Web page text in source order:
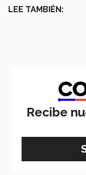
LEE TAMBIÉN:
Recibe